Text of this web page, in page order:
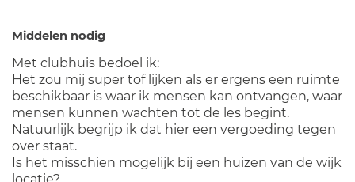
Middelen nodig
Met clubhuis bedoel ik:
Het zou mij super tof lijken als er ergens een ruimte
beschikbaar is waar ik mensen kan ontvangen, waar
mensen kunnen wachten tot de les begint.
Natuurlijk begrijp ik dat hier een vergoeding tegen
over staat.
Is het misschien mogelijk bij een huizen van de wijk